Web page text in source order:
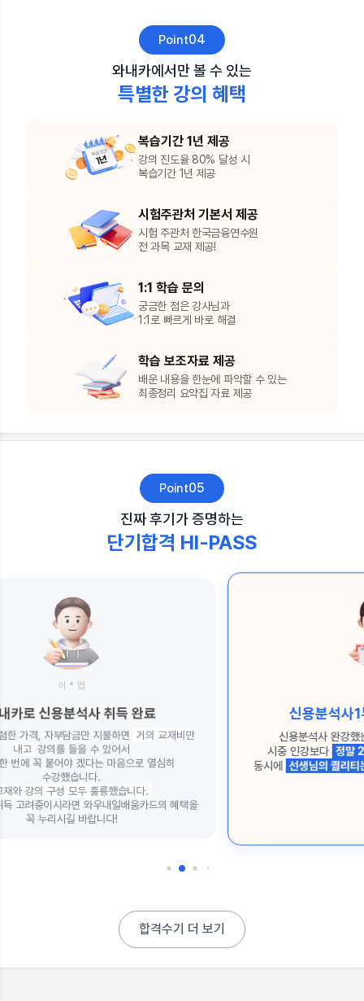
Point04
와내카에서만 볼 수 있는
특별한 강의 혜택
복습기간 1년 제공
강의 진도율 80% 달성 시
복습기간 1년 제공
시험주관처 기본서 제공
시험 주관처 한국금융연수원
전 과목 교재 제공!
1:1 학습 문의
궁금한 점은 강사님과
1:1로 빠르게 바로 해결
학습 보조자료 제공
배운 내용을 한눈에 파악할 수 있는
최종정리 요약집 자료 제공
Point05
진짜 후기가 증명하는
단기합격 HI-PASS
신용분석사1부 만족스럽습니당
신용분석사 완강했는데, 너무 만족스럽습니다!
시중 인강보다
들으면서도
동시에 선생님의 퀄리티는 높아서 잘 듣고 합격했습니다!
합격수기 더 보기